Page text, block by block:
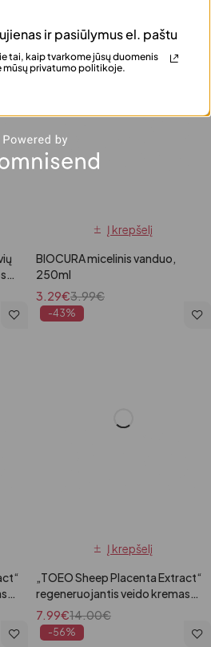
Į krepšelį
BIOCURA micelinis vanduo,
250ml
3.99€
3.29€
-43%
Į krepšelį
„TOEO Sheep Placenta Extract“
regeneruojantis veido kremas
su avių placentos ekstraktu, 70
g
14.00€
7.99€
-56%
ir pasiūlymus el. paštu
tai, kaip tvarkome jūsų duomenis
mūsų privatumo politikoje.